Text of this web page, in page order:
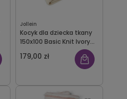
Jollein
Kocyk dla dziecka tkany
150x100 Basic Knit Ivory
179,00 zł